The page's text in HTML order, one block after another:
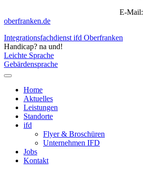
E-Mail:
oberfranken.de
Integrationsfachdienst ifd Oberfranken
Handicap? na und!
Leichte Sprache
Gebärdensprache
Home
Aktuelles
Leistungen
Standorte
ifd
Flyer & Broschüren
Unternehmen IFD
Jobs
Kontakt